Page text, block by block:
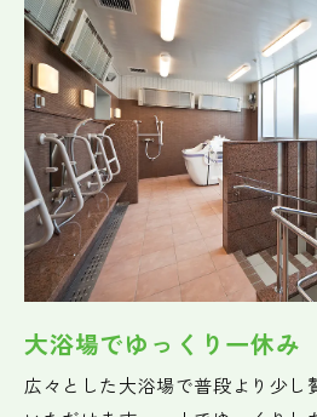
大浴場でゆっくり一休み
広々とした大浴場で普段より少し